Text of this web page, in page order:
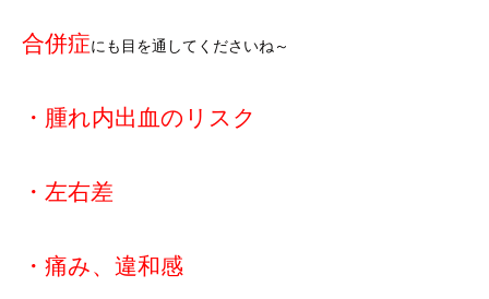
合併症にも目を通してくださいね～
・腫れ内出血のリスク
・左右差
・痛み、違和感